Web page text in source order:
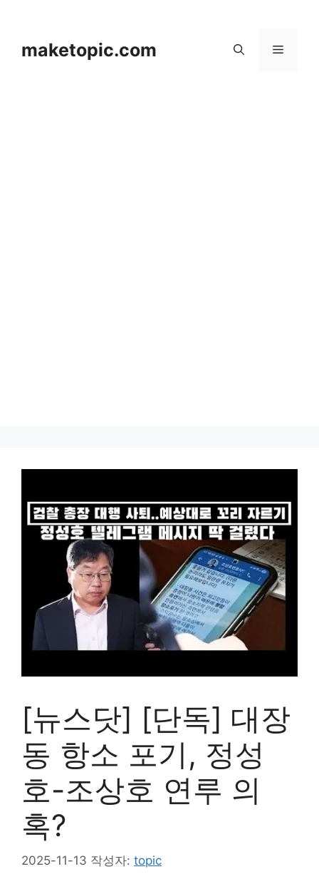
maketopic.com 메
[뉴스닷] [단독] 대장
동 항소 포기, 정성
호-조상호 연루 의
혹?
2025-11-13 작성자: topic